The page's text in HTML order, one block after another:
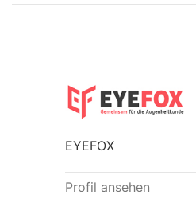
EYEFOX
Profil ansehen